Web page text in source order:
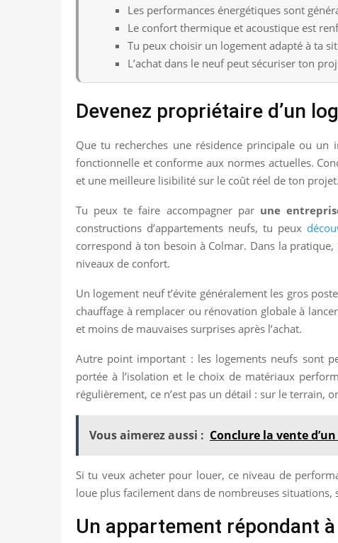
Les performances énergétiques sont
Le confort thermique et acoustique est
Tu peux choisir un logement adapté à ta
L’achat dans le neuf peut sécuriser ton
Devenez propriétaire d’un
Que tu recherches une résidence principale ou
fonctionnelle et conforme aux normes actuelles.
et une meilleure lisibilité sur le coût réel de ton projet.
Tu peux te faire accompagner par une
constructions d’appartements neufs, tu peux
correspond à ton besoin à Colmar. Dans la
niveaux de confort.
Un logement neuf t’évite généralement les gros
chauffage à remplacer ou rénovation globale à
et moins de mauvaises surprises après l’achat.
Autre point important : les logements neufs sont
portée à l’isolation et le choix de matériaux
régulièrement, ce n’est pas un détail : sur le terrain,
Vous aimerez aussi : Conclure la vente
Si tu veux acheter pour louer, ce niveau de
loue plus facilement dans de nombreuses
Un appartement répondant